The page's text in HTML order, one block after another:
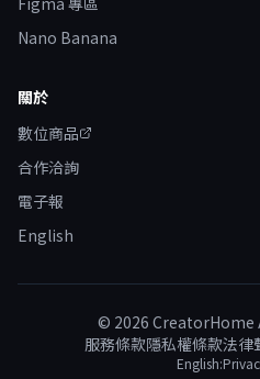
Nano Banana
關於
數位商品
合作洽詢
電子報
English
© 2026 CreatorHome
服務條款隱私權條款法律
English: